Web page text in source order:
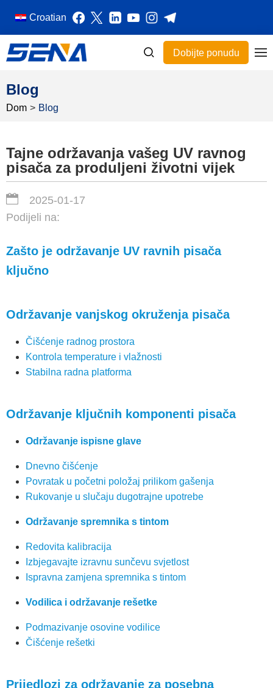
Croatian
Dobijte ponudu
Blog
Dom > Blog
Tajne održavanja vašeg UV ravnog
pisača za produljeni životni vijek
2025-01-17
Podijeli na:
Zašto je održavanje UV ravnih pisača
ključno
Održavanje vanjskog okruženja pisača
Čišćenje radnog prostora
Kontrola temperature i vlažnosti
Stabilna radna platforma
Održavanje ključnih komponenti pisača
Održavanje ispisne glave
Dnevno čišćenje
Povratak u početni položaj prilikom gašenja
Rukovanje u slučaju dugotrajne upotrebe
Održavanje spremnika s tintom
Redovita kalibracija
Izbjegavajte izravnu sunčevu svjetlost
Ispravna zamjena spremnika s tintom
Vodilica i održavanje rešetke
Podmazivanje osovine vodilice
Čišćenje rešetki
Prijedlozi za održavanje za posebna